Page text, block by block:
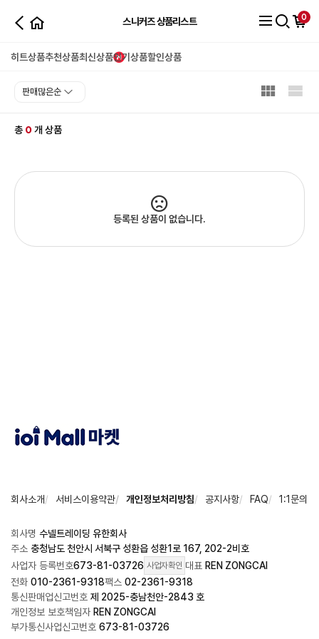
스니커즈 상품리스트
히트상품추천상품최신상품인기상품할인상품
0
총 0개 상품
등록된 상품이 없습니다.
회사소개 서비스이용약관 개인정보처리방침 공지사항 FAQ 1:1문의
회사명 수넬트레이딩 유한회사
주소 충청남도 천안시 서북구 성환읍 성환1로 167, 202-2비호
사업자 등록번호673-81-03726 사업자확인 대표 REN ZONGCAI
전화 010-2361-9318팩스 02-2361-9318
통신판매업신고번호 제 2025-충남천안-2843 호
개인정보 보호책임자 REN ZONGCAI
부가통신사업신고번호 673-81-03726